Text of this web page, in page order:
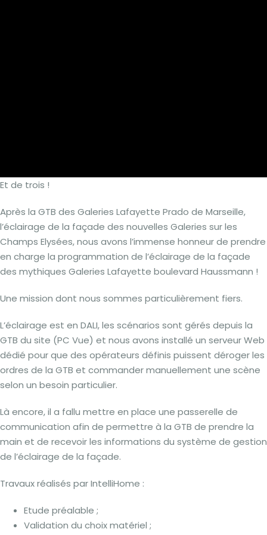
Et de trois !
Après la GTB des Galeries Lafayette Prado de Marseille,
l’éclairage de la façade des nouvelles Galeries sur les
Champs Elysées, nous avons l’immense honneur de prendre
en charge la programmation de l’éclairage de la façade
des mythiques Galeries Lafayette boulevard Haussmann !
Une mission dont nous sommes particulièrement fiers.
L’éclairage est en DALI, les scénarios sont gérés depuis la
GTB du site (PC Vue) et nous avons installé un serveur Web
dédié pour que des opérateurs définis puissent déroger les
ordres de la GTB et commander manuellement une scène
selon un besoin particulier.
Là encore, il a fallu mettre en place une passerelle de
communication afin de permettre à la GTB de prendre la
main et de recevoir les informations du système de gestion
de l’éclairage de la façade.
Travaux réalisés par IntelliHome :
Etude préalable ;
Validation du choix matériel ;